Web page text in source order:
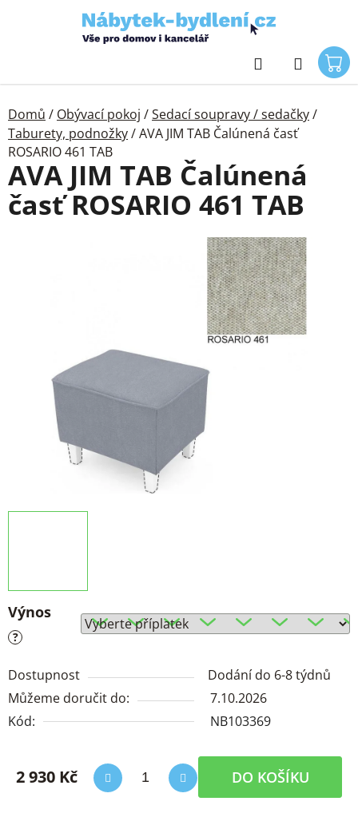
Hledat
Domů / Obývací pokoj /Sedací soupravy / sedačky/
Taburety, podnožky/AVA JIM TAB Čalúnená časť
ROSARIO 461 TAB
Výnos
?
Dostupnost
Dodání do 6-8 týdnů
Můžeme doručit do:
7.10.2026
Kód:
NB103369
2 930 Kč DO KOŠÍKU
AVA JIM TAB Čalúnená
časť ROSARIO 461 TAB